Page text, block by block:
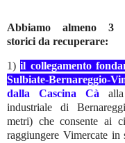
Abbiamo almeno 3
storici da recuperare:
1)il collegamento
Sulbiate-Bernareggio-
dalla Cascina Cà
industriale di
metri) che consente ai
raggiungere Vimercate in